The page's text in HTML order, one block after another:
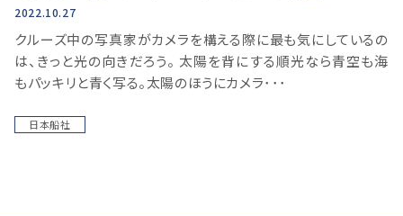
2022.10.27
クルーズ中の写真家がカメラを構える際に最も気にしているの
は、きっと光の向きだろう。 太陽を背にする順光なら青空も海
もパッキリと青く写る。太陽のほうにカメラ･･･
日本船社